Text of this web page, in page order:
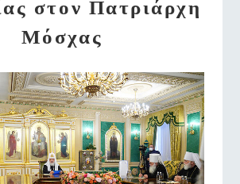
στον Πατριάρχη
Μόσχας